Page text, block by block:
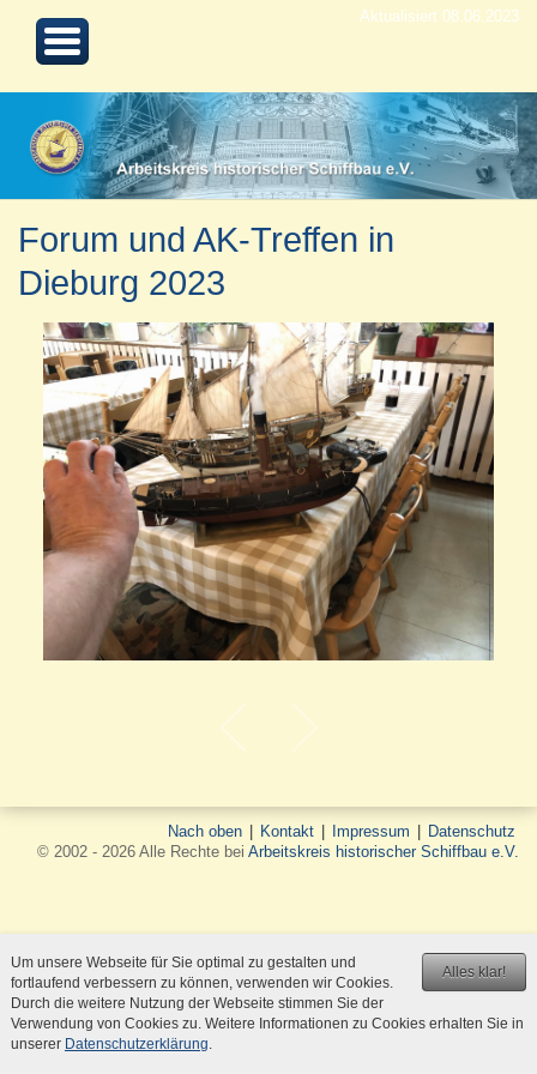
Aktualisiert 08.06.2023
Forum und AK-Treffen in
Dieburg 2023
Nach oben Kontakt Impressum
Datenschutz
© 2002 - 2026 Alle Rechte bei Arbeitskreis historischer Schiffbau e.V.
Alles klar!
Um unsere Webseite für Sie optimal zu gestalten und
fortlaufend verbessern zu können, verwenden wir Cookies.
Durch die weitere Nutzung der Webseite stimmen Sie der
Verwendung von Cookies zu. Weitere Informationen zu Cookies erhalten Sie in
unserer Datenschutzerklärung